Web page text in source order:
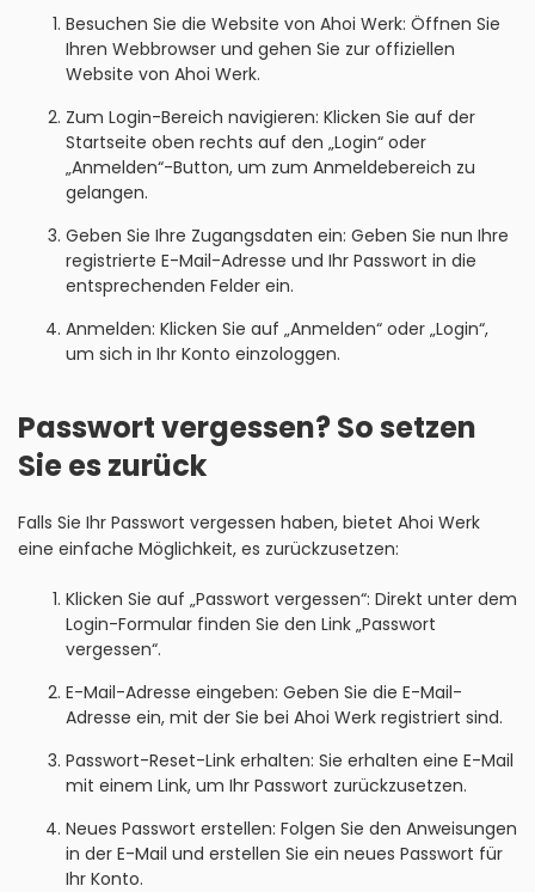
Besuchen Sie die Website von Ahoi Werk: Öffnen Sie
Ihren Webbrowser und gehen Sie zur offiziellen
Website von Ahoi Werk.
Zum Login-Bereich navigieren: Klicken Sie auf der
Startseite oben rechts auf den „Login“ oder
„Anmelden“-Button, um zum Anmeldebereich zu
gelangen.
Geben Sie Ihre Zugangsdaten ein: Geben Sie nun Ihre
registrierte E-Mail-Adresse und Ihr Passwort in die
entsprechenden Felder ein.
Anmelden: Klicken Sie auf „Anmelden“ oder „Login“,
um sich in Ihr Konto einzologgen.
Passwort vergessen? So setzen
Sie es zurück
Falls Sie Ihr Passwort vergessen haben, bietet Ahoi Werk
eine einfache Möglichkeit, es zurückzusetzen:
Klicken Sie auf „Passwort vergessen“: Direkt unter dem
Login-Formular finden Sie den Link „Passwort
vergessen“.
E-Mail-Adresse eingeben: Geben Sie die E-Mail-
Adresse ein, mit der Sie bei Ahoi Werk registriert sind.
Passwort-Reset-Link erhalten: Sie erhalten eine E-Mail
mit einem Link, um Ihr Passwort zurückzusetzen.
Neues Passwort erstellen: Folgen Sie den Anweisungen
in der E-Mail und erstellen Sie ein neues Passwort für
Ihr Konto.